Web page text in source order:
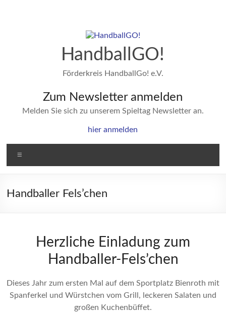
HandballGO!
Förderkreis HandballGo! e.V.
Zum Newsletter anmelden
Melden Sie sich zu unserem Spieltag Newsletter an.
hier anmelden
Handballer Fels’chen
Herzliche Einladung zum
Handballer-Fels’chen
Dieses Jahr zum ersten Mal auf dem Sportplatz Bienroth mit
Spanferkel und Würstchen vom Grill, leckeren Salaten und
großen Kuchenbüffet.